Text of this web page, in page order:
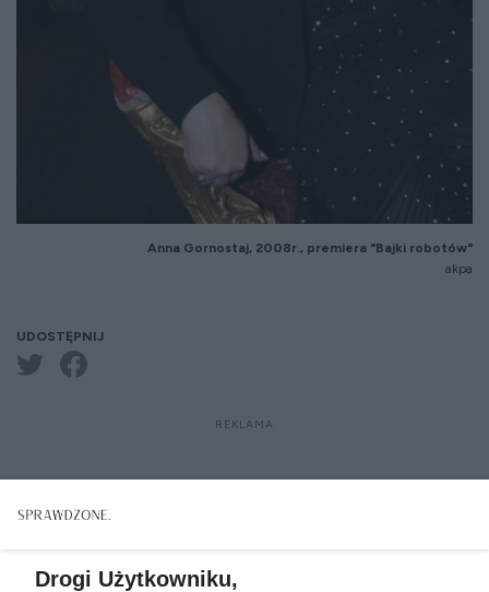
Anna Gornostaj, 2008r., premiera "Bajki robotów"
akpa
UDOSTĘPNIJ
Drogi Użytkowniku,